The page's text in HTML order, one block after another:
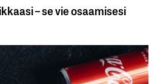
– se vie osaamisesi